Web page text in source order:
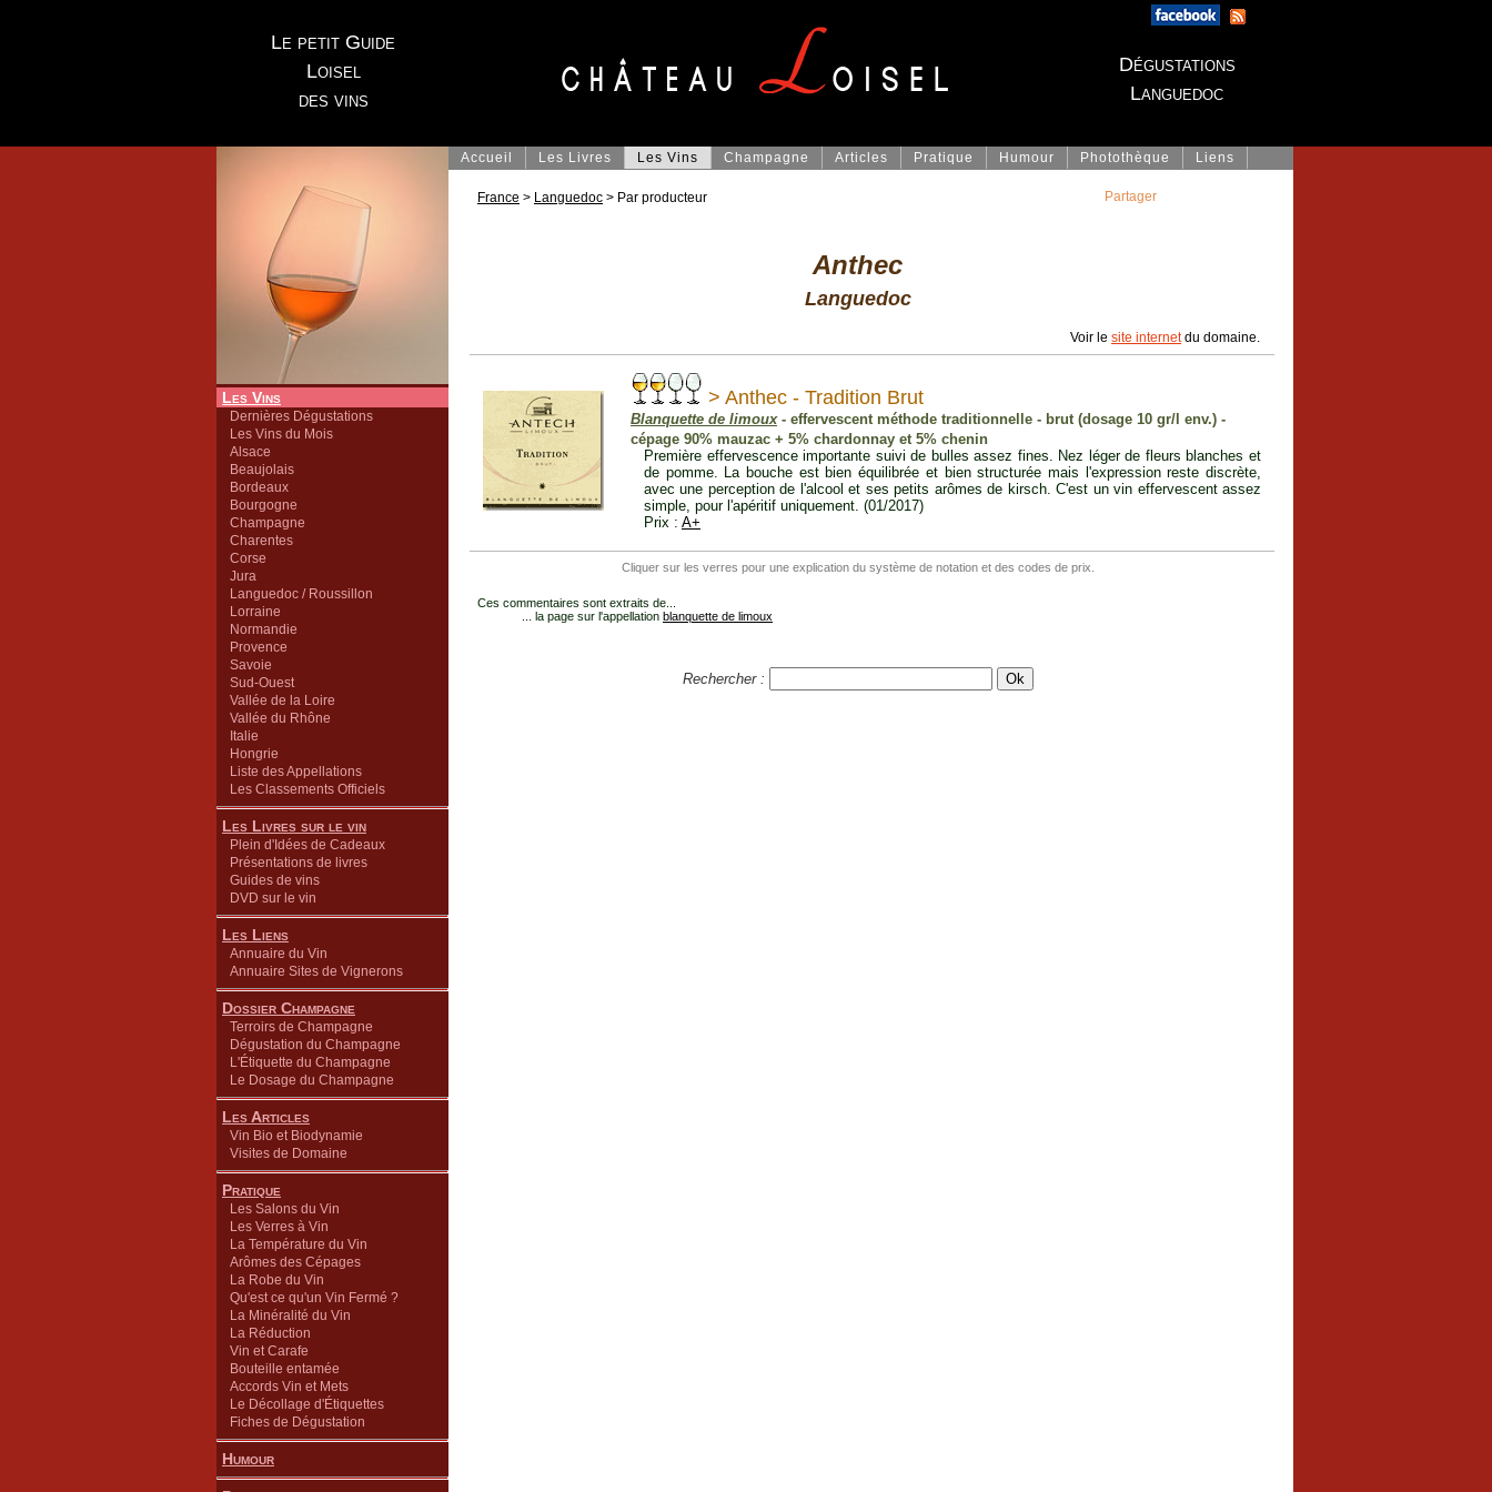
Le petit Guide
Loisel
des vins
Dégustations
Languedoc
Les Vins
Dernières Dégustations
Les Vins du Mois
Alsace
Beaujolais
Bordeaux
Bourgogne
Champagne
Charentes
Corse
Jura
Languedoc / Roussillon
Lorraine
Normandie
Provence
Savoie
Sud-Ouest
Vallée de la Loire
Vallée du Rhône
Italie
Hongrie
Liste des Appellations
Les Classements Officiels
Les Livres sur le vin
Plein d'Idées de Cadeaux
Présentations de livres
Guides de vins
DVD sur le vin
Les Liens
Annuaire du Vin
Annuaire Sites de Vignerons
Dossier Champagne
Terroirs de Champagne
Dégustation du Champagne
L'Étiquette du Champagne
Le Dosage du Champagne
Les Articles
Vin Bio et Biodynamie
Visites de Domaine
Pratique
Les Salons du Vin
Les Verres à Vin
La Température du Vin
Arômes des Cépages
La Robe du Vin
Qu'est ce qu'un Vin Fermé ?
La Minéralité du Vin
La Réduction
Vin et Carafe
Bouteille entamée
Accords Vin et Mets
Le Décollage d'Étiquettes
Fiches de Dégustation
Humour
Accueil Les Livres Les Vins Champagne Articles Pratique Humour Photothèque Liens
France > Languedoc > Par producteur
Anthec
Languedoc
Voir le site internetdu domaine.
> Anthec - Tradition Brut
Blanquette de limoux- effervescent méthode traditionnelle - brut (dosage 10 gr/l env.) -
cépage 90% mauzac + 5% chardonnay et 5% chenin
Première effervescence importante suivi de bulles assez fines. Nez léger de fleurs blanches et
de pomme. La bouche est bien équilibrée et bien structurée mais l'expression reste discrète,
avec une perception de l'alcool et ses petits arômes de kirsch. C'est un vin effervescent assez
simple, pour l'apéritif uniquement. (01/2017)
Prix : A+
Cliquer sur les verres pour une explication du système de notation et des codes de prix.
Ces commentaires sont extraits de...
... la page sur l'appellation blanquette de limoux
Rechercher :
Partager